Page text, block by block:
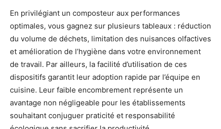
En privilégiant un composteur aux performances
optimales, vous gagnez sur plusieurs tableaux : réduction
du volume de déchets, limitation des nuisances olfactives
et amélioration de l’hygiène dans votre environnement
de travail. Par ailleurs, la facilité d’utilisation de ces
dispositifs garantit leur adoption rapide par l’équipe en
cuisine. Leur faible encombrement représente un
avantage non négligeable pour les établissements
souhaitant conjuguer praticité et responsabilité